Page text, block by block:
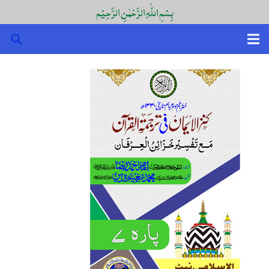
بِسْمِ اللّٰہِ الرَّحْمٰنِ الرَّحِیْم